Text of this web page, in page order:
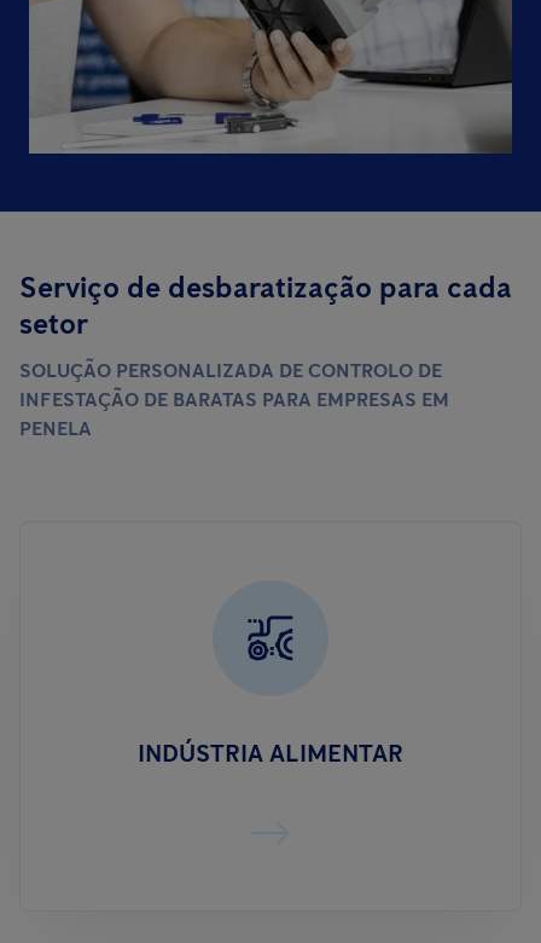
Serviço de desbaratização para cada
setor
SOLUÇÃO PERSONALIZADA DE CONTROLO DE
INFESTAÇÃO DE BARATAS PARA EMPRESAS EM
PENELA
INDÚSTRIA ALIMENTAR